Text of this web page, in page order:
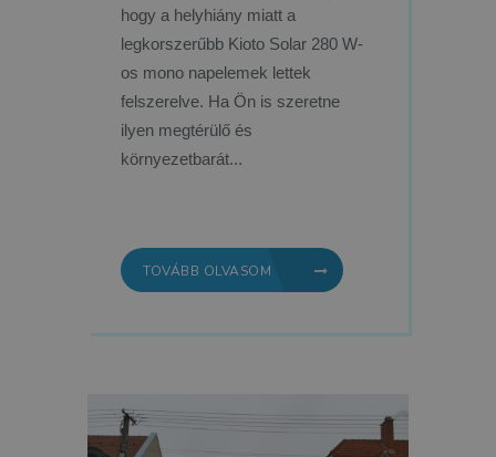
hogy a helyhiány miatt a
legkorszerűbb Kioto Solar 280 W-
os mono napelemek lettek
felszerelve. Ha Ön is szeretne
ilyen megtérülő és
környezetbarát...
TOVÁBB OLVASOM